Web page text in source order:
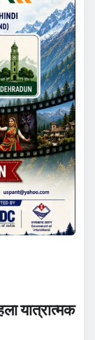
यात्रात्मक